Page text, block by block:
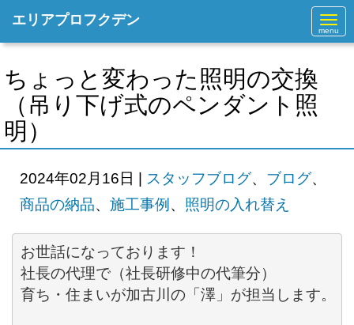
N
a
v
エリアプロフクデン
ちょっと変わった照明の交換
（吊り下げ式のペンダント照
明）
2024年02月16日 | スタッフブログ、 ブログ、
商品の納品、 施工事例、 照明の入れ替え
お世話になっております！
育ち・住まいが加古川の「澤」が担当します。